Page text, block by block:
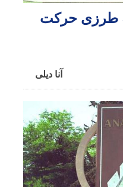
طرزی حرکت
آنا دیلی